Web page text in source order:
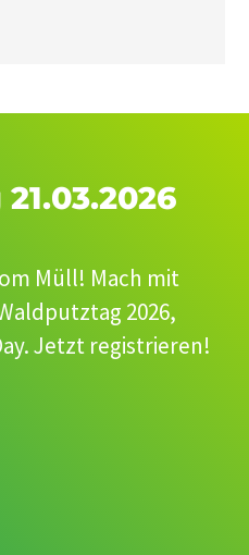
Müll! Mach mit
2026,
Jetzt registrieren!